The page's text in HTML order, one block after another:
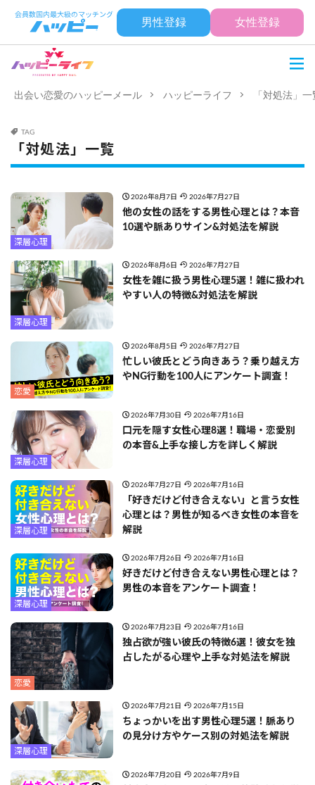
男性登録 女性登録
出会い恋愛のハッピーメール ハッピーライフ 「対処法」一
TAG
「対処法」一覧
深層心理
2026年8月7日 2026年7月27日
他の女性の話をする男性心理とは？本音
10選や脈ありサイン&対処法を解説
深層心理
2026年8月6日 2026年7月27日
女性を雑に扱う男性心理5選！雑に扱われ
やすい人の特徴&対処法を解説
恋愛
2026年8月5日 2026年7月27日
忙しい彼氏とどう向きあう？乗り越え方
やNG行動を100人にアンケート調査！
深層心理
2026年7月30日 2026年7月16日
口元を隠す女性心理8選！職場・恋愛別
の本音&上手な接し方を詳しく解説
深層心理
2026年7月27日 2026年7月16日
「好きだけど付き合えない」と言う女性
心理とは？男性が知るべき女性の本音を
解説
深層心理
2026年7月26日 2026年7月16日
好きだけど付き合えない男性心理とは？
男性の本音をアンケート調査！
恋愛
2026年7月23日 2026年7月16日
独占欲が強い彼氏の特徴6選！彼女を独
占したがる心理や上手な対処法を解説
深層心理
2026年7月21日 2026年7月15日
ちょっかいを出す男性心理5選！脈あり
の見分け方やケース別の対処法を解説
2026年7月20日 2026年7月9日